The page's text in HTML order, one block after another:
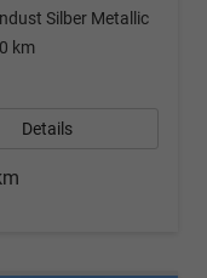
Silber Metallic
km
Details